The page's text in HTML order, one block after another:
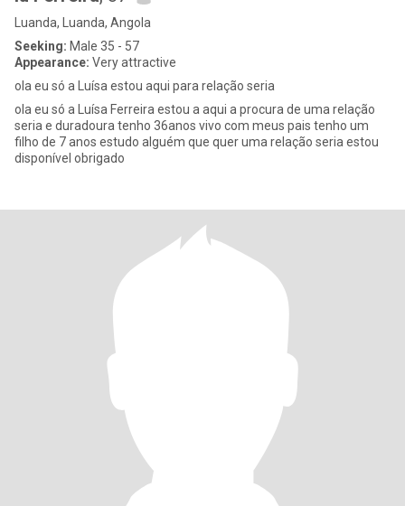
Luanda, Luanda, Angola
Seeking: Male 35 - 57
Appearance: Very attractive
ola eu só a Luísa estou aqui para relação seria
ola eu só a Luísa Ferreira estou a aqui a procura de uma relação
seria e duradoura tenho 36anos vivo com meus pais tenho um
filho de 7 anos estudo alguém que quer uma relação seria estou
disponível obrigado